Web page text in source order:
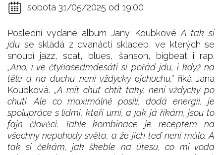
sobota 31/05/2025 od 19:00
Poslední vydané album Jany Koubkové A tak si
jdu se skládá z dvanácti skladeb, ve kterých se
snoubí jazz, scat, blues, šanson, bigbeat i rap.
„Ano, i ve čtyřiasedmdesáti si pořád jdu, i když na
těle a na duchu není vždycky ejchuchu,“říká Jana
Koubková. „A mít chuť chtít taky, není vždycky po
chuti. Ale co maximálně posílí, dodá energii, je
spolupráce s lidmi, kteří umí, a jak já říkám, jsou to
fajn člověci. Tahle kombinace je receptem na
všechny nepohody světa, a že jich teď není málo. A
tak si čekám, jak škeble na útesu, co mi voda